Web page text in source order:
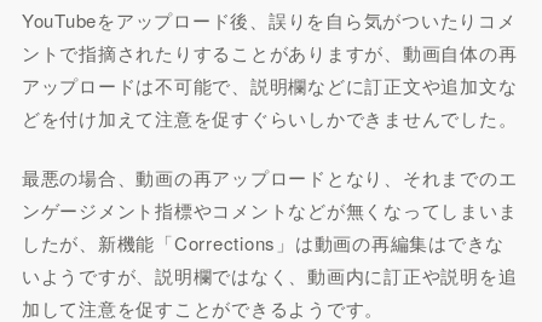
YouTubeをアップロード後、誤りを自ら気がついたりコメ
ントで指摘されたりすることがありますが、動画自体の再
アップロードは不可能で、説明欄などに訂正文や追加文な
どを付け加えて注意を促すぐらいしかできませんでした。
最悪の場合、動画の再アップロードとなり、それまでのエ
ンゲージメント指標やコメントなどが無くなってしまいま
したが、新機能「Corrections」は動画の再編集はできな
いようですが、説明欄ではなく、動画内に訂正や説明を追
加して注意を促すことができるようです。